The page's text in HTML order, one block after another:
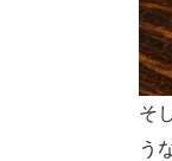
そ
う